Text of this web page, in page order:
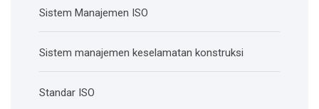
Sistem Manajemen ISO
Sistem manajemen keselamatan konstruksi
Standar ISO